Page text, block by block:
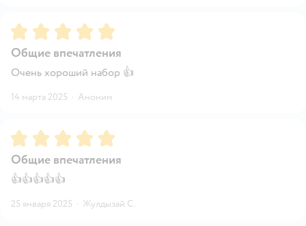
Рейтинг:5
Общие впечатления
Очень хороший набор 👍
14 марта 2025 · Аноним
Рейтинг:5
Общие впечатления
👍👍👍👍👍
25 января 2025 · Жулдызай С.